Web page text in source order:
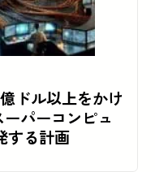
ドル以上をかけ
パーコンピュ
する計画